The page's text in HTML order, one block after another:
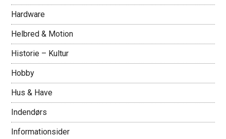
Hardware
Helbred & Motion
Historie – Kultur
Hobby
Hus & Have
Indendørs
Informationsider